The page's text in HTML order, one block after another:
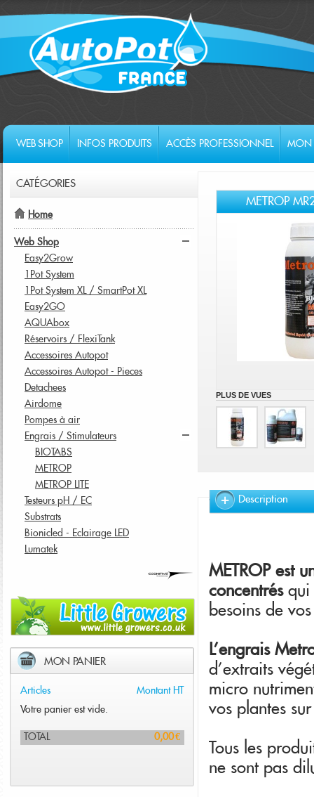
WEB SHOP INFOS PRODUITS ACCÈS PROFESSIONNEL MON
METROP
PLUS DE VUES
Description
METROP est
concentrésqui
besoins de
L'engrais
d'extraits
micro
vos plantes
Tous les
ne sont pas
CATÉGORIES
Home
Web Shop
Easy2Grow
1Pot System
1Pot System XL / SmartPot XL
Easy2GO
AQUAbox
Réservoirs / FlexiTank
Accessoires Autopot
Accessoires Autopot - Pieces
Detachees
Airdome
Pompes à air
Engrais / Stimulateurs
BIOTABS
METROP
METROP LITE
Testeurs pH / EC
Substrats
Bionicled - Eclairage LED
Lumatek
MON PANIER
Articles
Montant HT
Votre panier est vide.
TOTAL 0,00 €